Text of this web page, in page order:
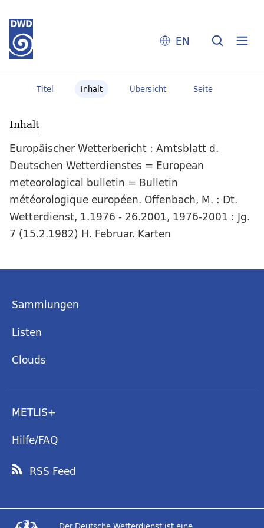
EN
Titel Inhalt Übersicht Seite
Inhalt
Europäischer Wetterbericht : Amtsblatt d.
Deutschen Wetterdienstes = European
meteorological bulletin = Bulletin
météorologique européen. Offenbach, M. : Dt.
Wetterdienst, 1.1976 - 26.2001, 1976-2001 : Jg.
7 (15.2.1982) H. Februar. Karten
Sammlungen
Listen
Clouds
METLIS+
Hilfe/FAQ
RSS Feed